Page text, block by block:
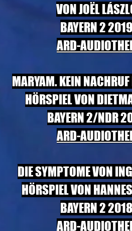
VON JOËL
BAYERN 2 2019
ARD-
MARYAM. KEIN NACHRUF
HÖRSPIEL VON
BAYERN 2/NDR
ARD-
DIE SYMPTOME VON
HÖRSPIEL VON
BAYERN 2 2018
ARD-